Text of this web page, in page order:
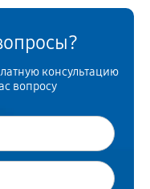
консультацию
вопросу